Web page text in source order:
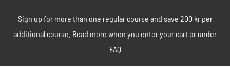
content
Sign up for more than one regular course and save 200 kr per
additional course. Read more when you enter your cart or under
FAQ